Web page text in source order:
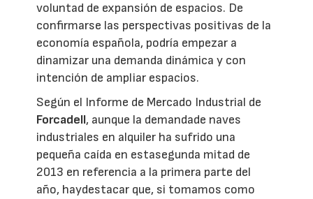
voluntad de expansión de espacios. De
confirmarse las perspectivas positivas de la
economía española, podría empezar a
dinamizar una demanda dinámica y con
intención de ampliar espacios.
Según el Informe de Mercado Industrial de
Forcadell, aunque la demandade naves
industriales en alquiler ha sufrido una
pequeña caída en estasegunda mitad de
2013 en referencia a la primera parte del
año, haydestacar que, si tomamos como